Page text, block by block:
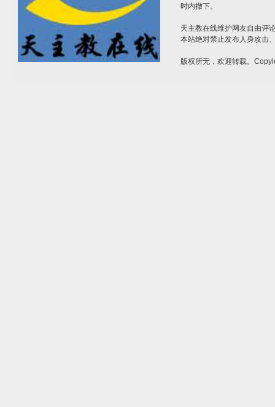
时内撤下。
天主教在线维护网友自由评
本站绝对禁止发布人身攻击
版权所无，欢迎转载。